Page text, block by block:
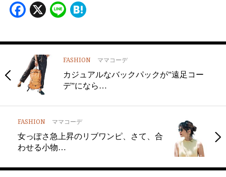
Facebook
X Line
FASHION ママコーデ
カジュアルなバックパックが”遠足コー
デ”になら…
FASHION ママコーデ
女っぽさ急上昇のリブワンピ、さて、合
わせる小物…